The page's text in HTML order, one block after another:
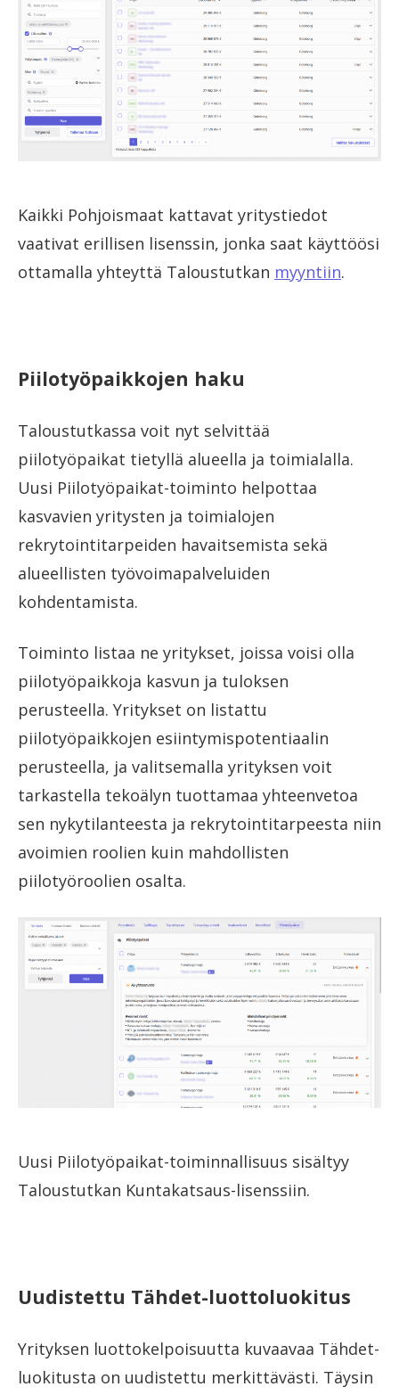
Kaikki Pohjoismaat kattavat yritystiedot
vaativat erillisen lisenssin, jonka saat käyttöösi
ottamalla yhteyttä Taloustutkan myyntiin.
Piilotyöpaikkojen haku
Taloustutkassa voit nyt selvittää
piilotyöpaikat tietyllä alueella ja toimialalla.
Uusi Piilotyöpaikat-toiminto helpottaa
kasvavien yritysten ja toimialojen
rekrytointitarpeiden havaitsemista sekä
alueellisten työvoimapalveluiden
kohdentamista.
Toiminto listaa ne yritykset, joissa voisi olla
piilotyöpaikkoja kasvun ja tuloksen
perusteella. Yritykset on listattu
piilotyöpaikkojen esiintymispotentiaalin
perusteella, ja valitsemalla yrityksen voit
tarkastella tekoälyn tuottamaa yhteenvetoa
sen nykytilanteesta ja rekrytointitarpeesta niin
avoimien roolien kuin mahdollisten
piilotyöroolien osalta.
Uusi Piilotyöpaikat-toiminnallisuus sisältyy
Taloustutkan Kuntakatsaus-lisenssiin.
Uudistettu Tähdet-luottoluokitus
Yrityksen luottokelpoisuutta kuvaavaa Tähdet-
luokitusta on uudistettu merkittävästi. Täysin